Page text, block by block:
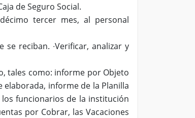
de Seguro Social.
tercer mes, al personal
reciban. ∙Verificar, analizar y
tales como: informe por Objeto
informe de la Planilla
funcionarios de la institución
por Cobrar, las Vacaciones